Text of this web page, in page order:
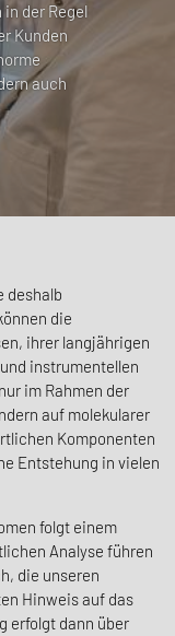
der Regel
Kunden
auch
deshalb
die
ihrer langjährigen
instrumentellen
im Rahmen der
auf molekularer
Komponenten
Entstehung in vielen
folgt einem
Analyse führen
die unseren
Hinweis auf das
erfolgt dann über